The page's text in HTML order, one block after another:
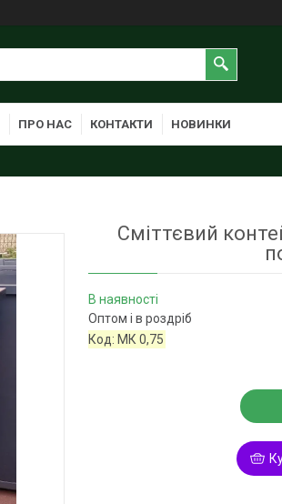
ПРО НАС КОНТАКТИ НОВИНКИ
Сміттєвий
В наявності
Оптом і в роздріб
Код: МК 0,75